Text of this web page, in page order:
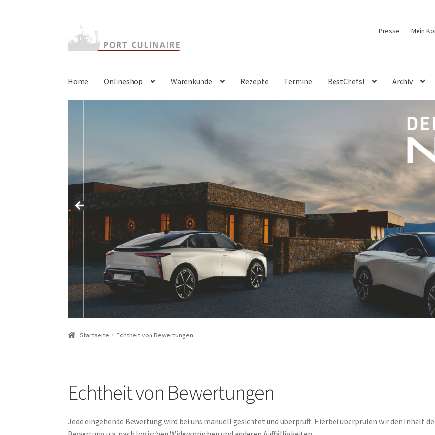
Navigation
springen
Zum
Inhalt
springen
Presse Mein
Home Onlineshop Warenkunde Rezepte Termine BestChefs! Archiv
Startseite Echtheit von Bewertungen
Echtheit von Bewertungen
Jede eingehende Bewertung wird bei uns manuell gesichtet und überprüft. Hierbei überprüfen wir den Inhalt